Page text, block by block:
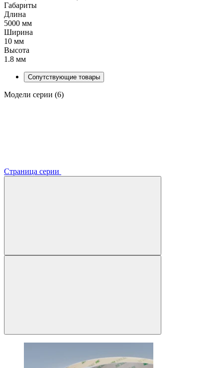
Габариты
Длина
5000 мм
Ширина
10 мм
Высота
1.8 мм
Сопутствующие товары
Модели серии (6)
Страница серии